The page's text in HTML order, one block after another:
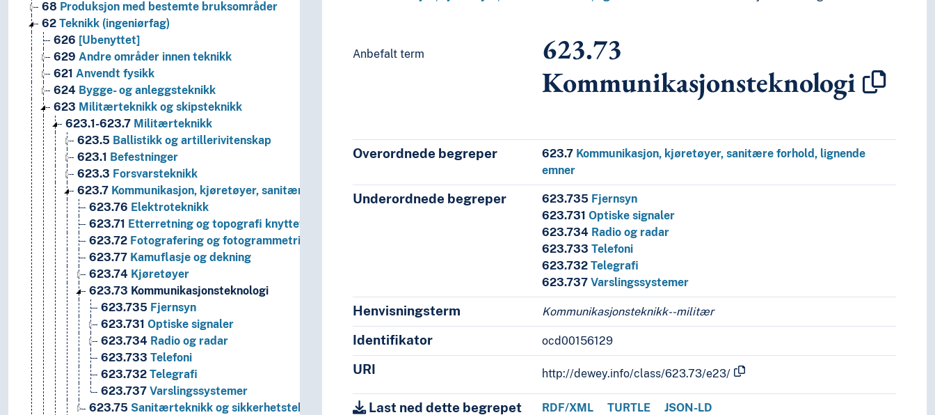
68 Produksjon med bestemte bruksområder
62 Teknikk (ingeniørfag)
626 [Ubenyttet]
629 Andre områder innen teknikk
621 Anvendt fysikk
624 Bygge- og anleggsteknikk
623 Militærteknikk og skipsteknikk
623.1-623.7 Militærteknikk
623.5 Ballistikk og artillerivitenskap
623.1 Befestninger
623.3 Forsvarsteknikk
623.7 Kommunikasjon, kjøretøyer, sanitære forhold, lignende emner
623.76 Elektroteknikk
623.71 Etterretning og topografi knyttet til rekognosering
623.72 Fotografering og fotogrammetri
623.77 Kamuflasje og dekning
623.74 Kjøretøyer
623.73 Kommunikasjonsteknologi
623.735 Fjernsyn
623.731 Optiske signaler
623.734 Radio og radar
623.733 Telefoni
623.732 Telegrafi
623.737 Varslingssystemer
623.75 Sanitærteknikk og sikkerhetsteknikk
Anbefalt term
623.73
Kommunikasjonsteknologi
Overordnede begreper 623.7 Kommunikasjon, kjøretøyer, sanitære forhold, lignende
emner
Underordnede begreper 623.735 Fjernsyn
623.731Optiske signaler
623.734 Radio og radar
623.733Telefoni
623.732Telegrafi
623.737Varslingssystemer
Henvisningsterm Kommunikasjonsteknikk--militær
Identifikator ocd00156129
URI http://dewey.info/class/623.73/e23/
Last ned dette begrepet RDF/XML TURTLE JSON-LD